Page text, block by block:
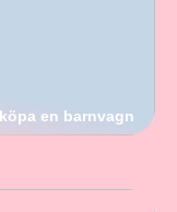
en barnvagn